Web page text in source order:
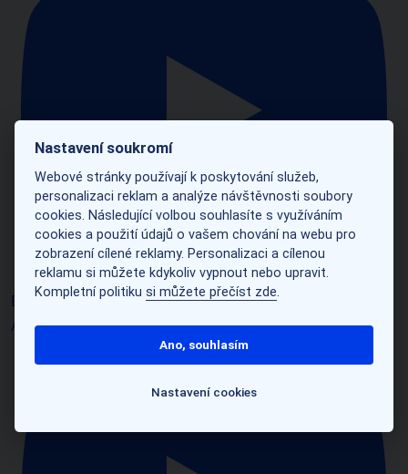
EDUAtalk – Úspěšný tým je ten zdravý – Marcela
Avramopulu
Nastavení soukromí
Webové stránky používají k poskytování služeb,
personalizaci reklam a analýze návštěvnosti soubory
cookies. Následující volbou souhlasíte s využíváním
cookies a použití údajů o vašem chování na webu pro
zobrazení cílené reklamy. Personalizaci a cílenou
reklamu si můžete kdykoliv vypnout nebo upravit.
Kompletní politikusi můžete přečíst zde.
Ano, souhlasím
Nastavení cookies